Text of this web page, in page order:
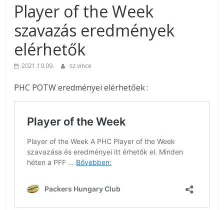
Player of the Week
szavazás eredmények
elérhetők
2021.10.09. sz.vince
PHC POTW eredményei elérhetőek :